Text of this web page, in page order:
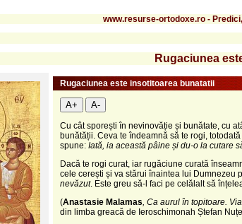
www.resurse-ortodoxe.ro -
Rugaciunea
Rugaciunea este insotitoarea bunatatii
A+ A-
Cu cât sporești în nevinovăție și bunătate, cu
bunătății. Ceva te îndeamnă să te rogi,
spune: Iată, ia această pâine și du-o la cutare
Dacă te rogi curat, iar rugăciune curată
cele cerești și va stărui înaintea lui Dumnezeu
nevăzut. Este greu să-l faci pe celălalt să
(Anastasie Malamas , Ca aurul în topitoare.
din limba greacă de Ieroschimonah Ștefan